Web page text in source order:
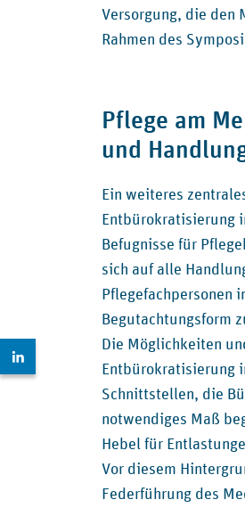
Zur LinkedIn Seite: https://
Versorgung, die den
Rahmen des
Pflege am
und
Ein weiteres
Entbürokratisierung
Befugnisse für
sich auf alle
Pflegefachpersonen
Begutachtungsform
Die Möglichkeiten
Entbürokratisierung
Schnittstellen, die
notwendiges Maß
Hebel für
Vor diesem
Federführung des